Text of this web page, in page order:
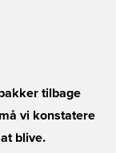
tilbage
vi konstatere
blive.